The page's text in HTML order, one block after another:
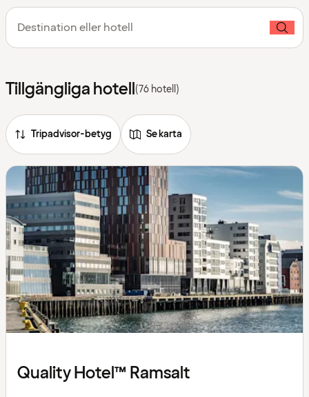
Destination eller hotell
Tillgängliga hotell(76 hotell)
Tripadvisor-betyg Se karta
Quality Hotel™ Ramsalt